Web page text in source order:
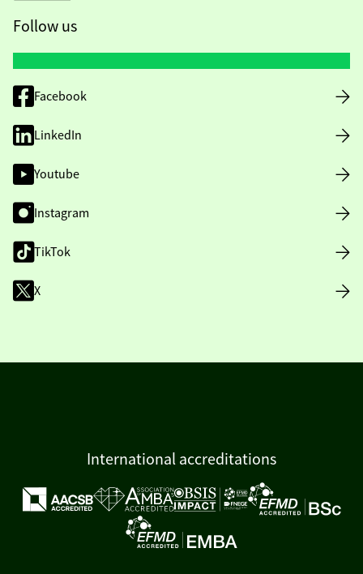
Follow us
Facebook
LinkedIn
Youtube
Instagram
TikTok
X
International accreditations